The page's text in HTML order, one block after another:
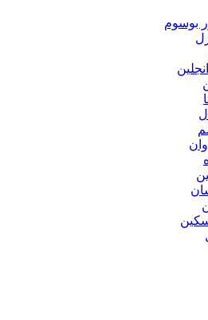
بوسوم